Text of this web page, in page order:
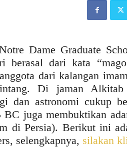
Dame Graduate
berasal dari kata
dari kalangan
Di jaman
dan astronomi cukup
juga membuktikan
di Persia). Berikut ini
selengkapnya, silakan